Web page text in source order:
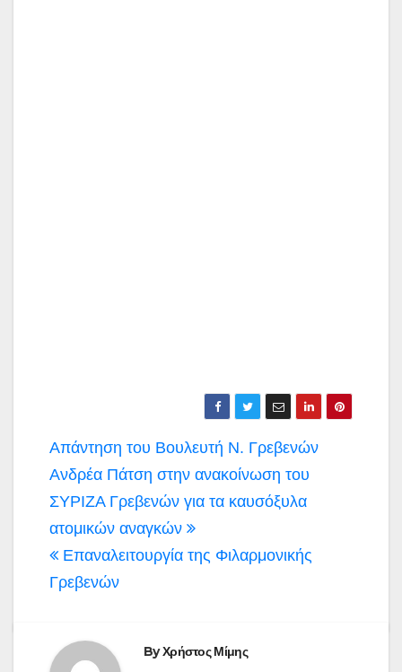
Πλοήγηση
άρθρων
Απάντηση του Βουλευτή Ν. Γρεβενών
Ανδρέα Πάτση στην ανακοίνωση του
ΣΥΡΙΖΑ Γρεβενών για τα καυσόξυλα
ατομικών αναγκών
Επαναλειτουργία της Φιλαρμονικής
Γρεβενών
ByΧρήστος Μίμης